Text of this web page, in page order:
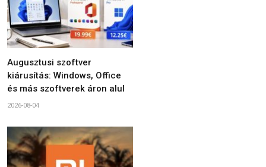
Augusztusi szoftver
kiárusítás: Windows, Office
és más szoftverek áron alul
2026-08-04